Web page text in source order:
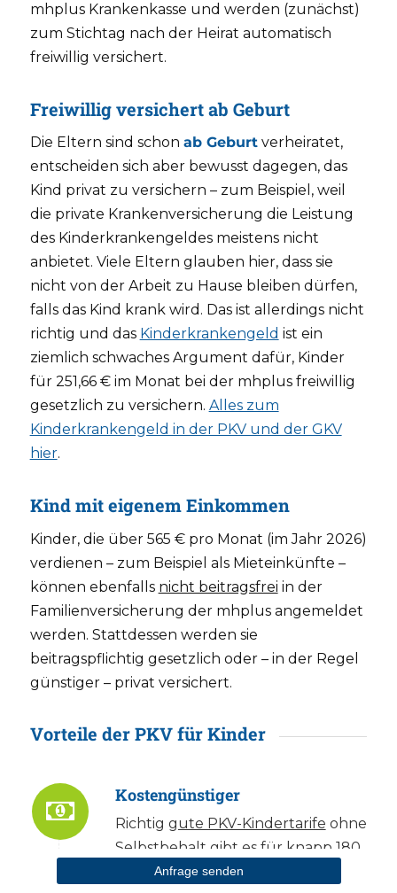
mhplus Krankenkasse und werden (zunächst)
zum Stichtag nach der Heirat automatisch
freiwillig versichert.
Freiwillig versichert ab Geburt
Die Eltern sind schon ab Geburtverheiratet,
entscheiden sich aber bewusst dagegen, das
Kind privat zu versichern – zum Beispiel, weil
die private Krankenversicherung die Leistung
des Kinderkrankengeldes meistens nicht
anbietet. Viele Eltern glauben hier, dass sie
nicht von der Arbeit zu Hause bleiben dürfen,
falls das Kind krank wird. Das ist allerdings nicht
richtig und das Kinderkrankengeld ist ein
ziemlich schwaches Argument dafür, Kinder
für 251,66 € im Monat bei der mhplus freiwillig
gesetzlich zu versichern. Alles zum
Kinderkrankengeld in der PKV und der GKV
hier.
Kind mit eigenem Einkommen
Kinder, die über 565 € pro Monat (im Jahr 2026)
verdienen – zum Beispiel als Mieteinkünfte –
können ebenfalls nicht beitragsfrei in der
Familienversicherung der mhplus angemeldet
werden. Stattdessen werden sie
beitragspflichtig gesetzlich oder – in der Regel
günstiger – privat versichert.
Vorteile der PKV für Kinder
Kostengünstiger
Richtig gute PKV-Kindertarife ohne
Selbstbehalt gibt es für knapp 180
€ im Monat. Günstige PKV-
Anfrage senden